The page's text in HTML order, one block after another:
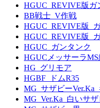
HGUC_REVIVE版ガ
BB戦士_V作戦
HGUC_REVIVE版_
HGUC_REVIVE版_
HGUC_ガンタンク
HGUCメッサーラMS
HG_グリモア
HGBF_ドムR35
MG_サザビー
MG_Ver.Ka_白いサ